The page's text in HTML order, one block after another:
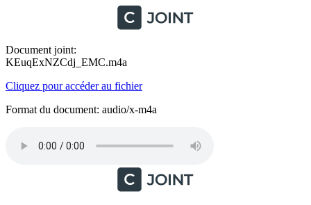
Document joint:
KEuqExNZCdj_EMC.m4a
Cliquez pour accéder au fichier
Format du document: audio/x-m4a